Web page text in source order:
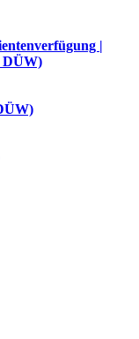
|
DÜW)